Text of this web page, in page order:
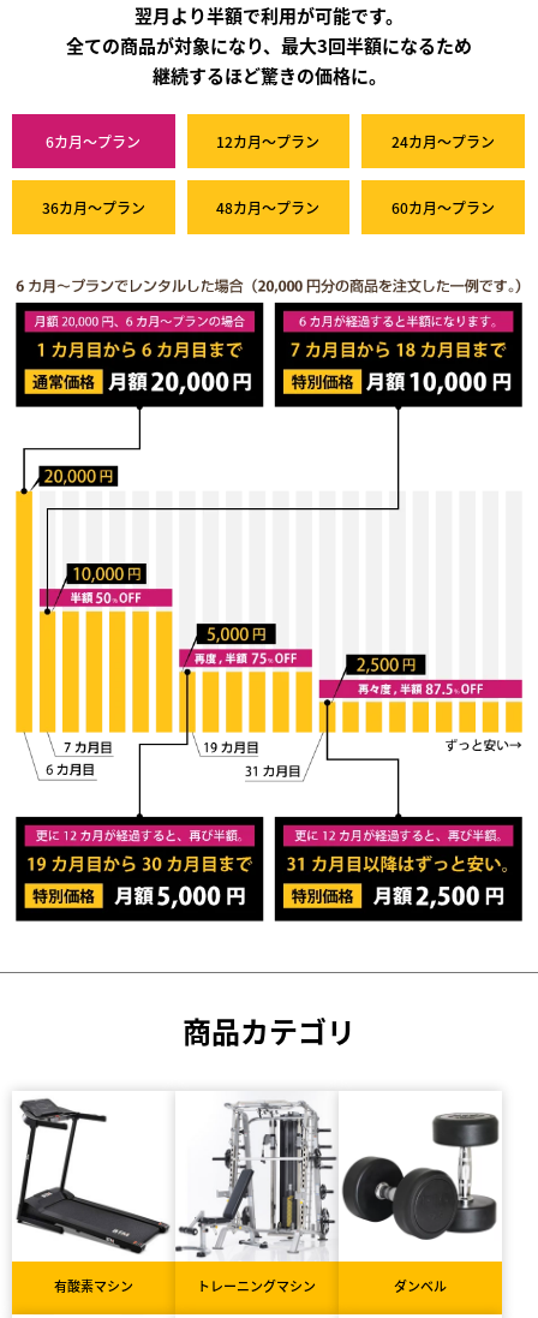
翌月より半額で利用が可能です。
全ての商品が対象になり、最大3回半額になるため
継続するほど驚きの価格に。
6カ月～プラン 12カ月～プラン 24カ月～プラン
36カ月～プラン 48カ月～プラン 60カ月～プラン
商品カテゴリ
有酸素マシン トレーニングマシン ダンベル